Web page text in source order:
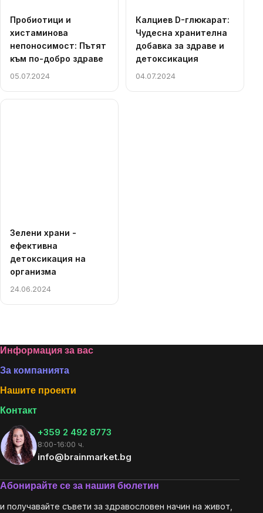
Пробиотици и
хистаминова
непоносимост: Пътят
към по-добро здраве
05.07.2024
Калциев D-глюкарат:
Чудесна хранителна
добавка за здраве и
детоксикация
04.07.2024
Зелени храни -
ефективна
детоксикация на
организма
24.06.2024
controls
Footer
Информация за вас
За компанията
Нашите проекти
Контакт
+359 2 492 8773
8:00-16:00 ч.
info@brainmarket.bg
Абонирайте се за нашия бюлетин
и получавайте съвети за здравословен начин на живот,